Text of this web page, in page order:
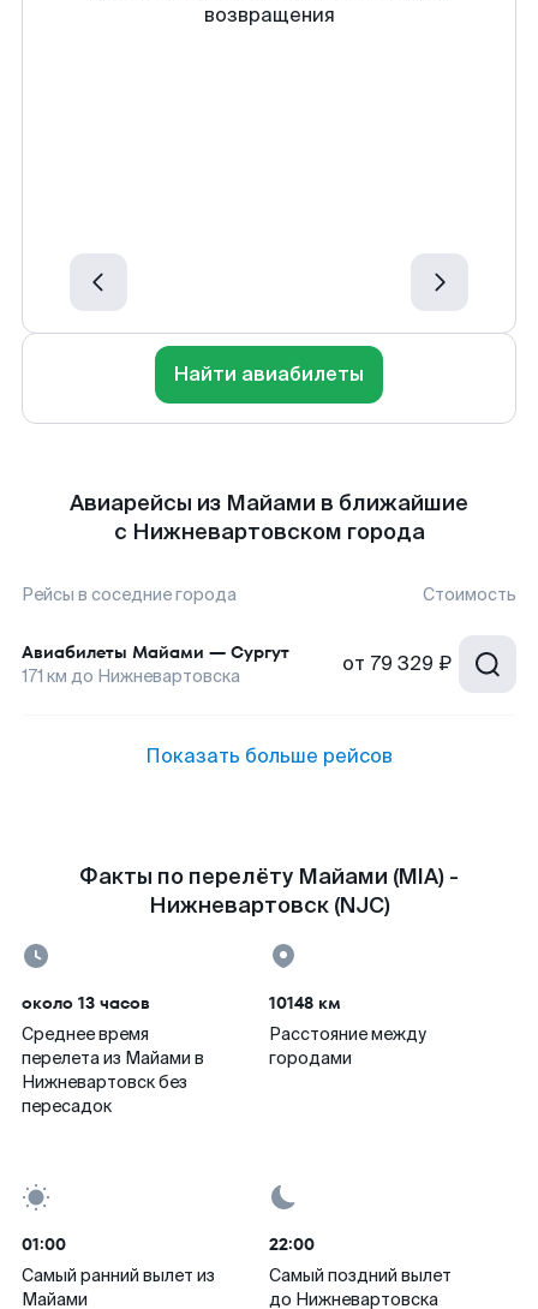
возвращения
Найти авиабилеты
Авиарейсы из Майами в ближайшие
с Нижневартовском города
Рейсы в соседние города Стоимость
Авиабилеты Майами — Сургут
171 км до Нижневартовска от 79 329 ₽
Показать больше рейсов
Факты по перелёту Майами (MIA) -
Нижневартовск (NJC)
около 13 часов
Среднее время
перелета из Майами в
Нижневартовск без
пересадок
10148 км
Расстояние между
городами
01:00
Самый ранний вылет из
Майами
22:00
Самый поздний вылет
до Нижневартовска